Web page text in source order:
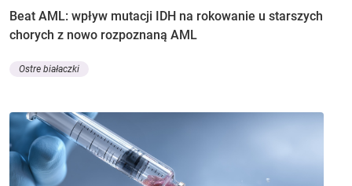
Beat AML: wpływ mutacji IDH na rokowanie u starszych
chorych z nowo rozpoznaną AML
Ostre białaczki